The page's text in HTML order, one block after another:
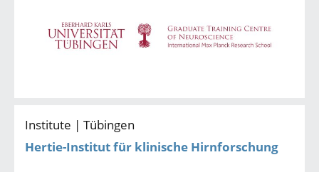
Institute | Tübingen
Hertie-Institut für klinische Hirnforschung